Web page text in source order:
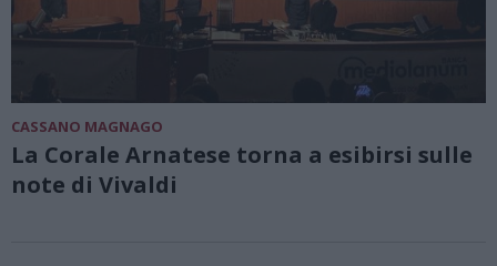
CASSANO MAGNAGO
La Corale Arnatese torna a esibirsi sulle
note di Vivaldi